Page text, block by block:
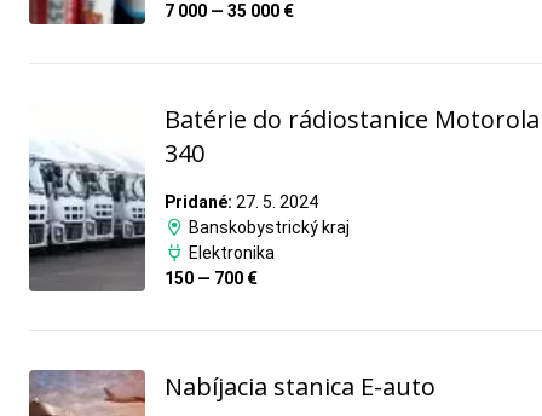
7 000 — 35 000 €
Batérie do rádiostanice Motorola
340
Pridané: 27. 5. 2024
Banskobystrický kraj
Elektronika
150 — 700 €
Nabíjacia stanica E-auto